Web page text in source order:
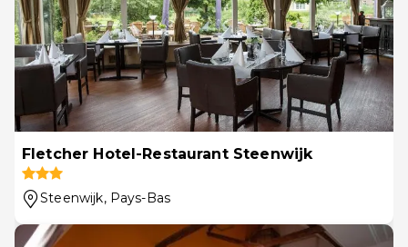
Fletcher Hotel-Restaurant Steenwijk
Steenwijk, Pays-Bas